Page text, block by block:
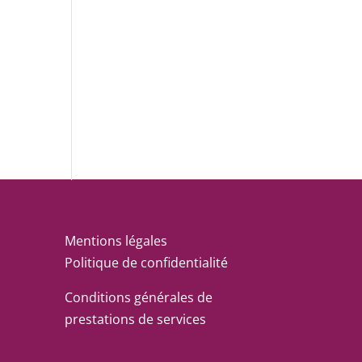
Mentions légales
Politique de confidentialité
Conditions générales de
prestations de services